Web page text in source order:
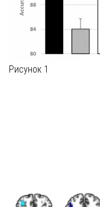
Рисунок 1